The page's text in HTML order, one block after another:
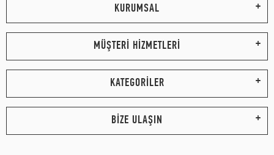
KURUMSAL
MÜŞTERİ HİZMETLERİ
KATEGORİLER
BİZE ULAŞIN